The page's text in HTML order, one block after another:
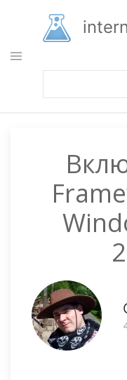
основному
содержанию